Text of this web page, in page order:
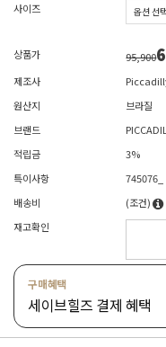
사이즈
상품가 95,900
제조사
원산지
브라질
브랜드
적립금
3%
특이사항
745076_
배송비
(조건)
재고확인
구매혜택
세이브힐즈 결제 혜택